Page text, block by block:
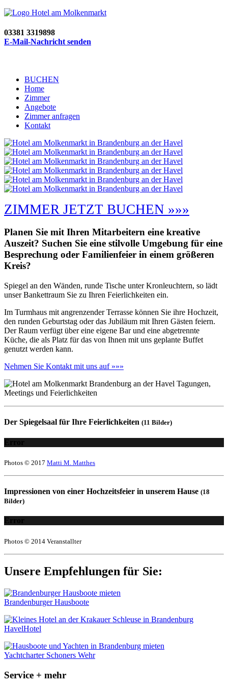
03381 3319898
E-Mail-Nachricht senden
BUCHEN
Home
Zimmer
Angebote
Zimmer anfragen
Kontakt
ZIMMER JETZT BUCHEN »»»
Planen Sie mit Ihren Mitarbeitern eine kreative
Auszeit? Suchen Sie eine stilvolle Umgebung für eine
Besprechung oder Familienfeier in einem größeren
Kreis?
Spiegel an den Wänden, runde Tische unter Kronleuchtern, so lädt
unser Bankettraum Sie zu Ihren Feierlichkeiten ein.
Im Turmhaus mit angrenzender Terrasse können Sie ihre Hochzeit,
den runden Geburtstag oder das Jubiläum mit Ihren Gästen feiern.
Der Raum verfügt über eine eigene Bar und eine abgetrennte
Küche, die als Platz für das von Ihnen mit uns geplante Buffet
genutzt werden kann.
Nehmen Sie Kontakt mit uns auf »»»
Der Spiegelsaal für Ihre Feierlichkeiten (11 Bilder)
Error
Photos © 2017 Matti M. Matthes
Impressionen von einer Hochzeitsfeier in unserem Hause (18
Bilder)
Error
Photos © 2014 Veranstallter
Unsere Empfehlungen für Sie:
Brandenburger Hausboote
HavelHotel
Yachtcharter Schoners Wehr
Service + mehr